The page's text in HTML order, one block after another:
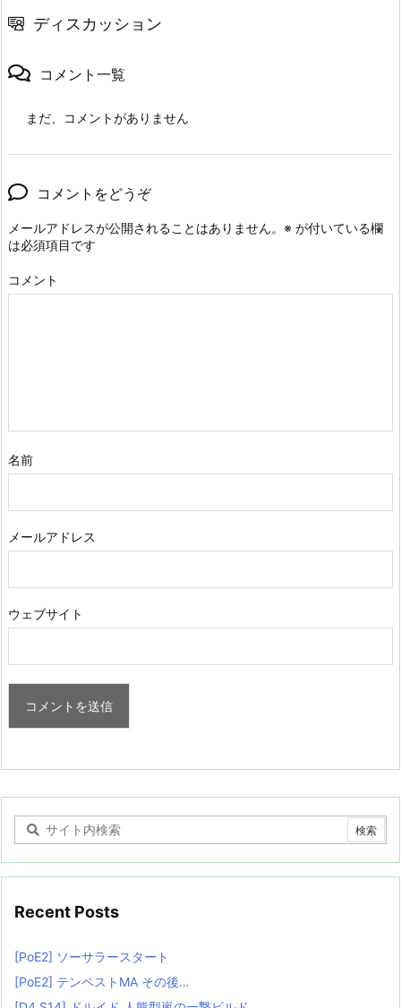
ディスカッション
コメント一覧
まだ、コメントがありません
コメントをどうぞ
メールアドレスが公開されることはありません。 ※ が付いている欄
は必須項目です
コメント
名前
メールアドレス
ウェブサイト
Recent Posts
[PoE2] ソーサラースタート
[PoE2] テンペストMA その後…